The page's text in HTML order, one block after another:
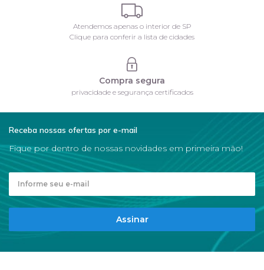
Atendemos apenas o interior de SP
Clique para conferir a lista de cidades
Compra segura
privacidade e segurança certificados
Receba nossas ofertas por e-mail
Fique por dentro de nossas novidades em primeira mão!
Assinar